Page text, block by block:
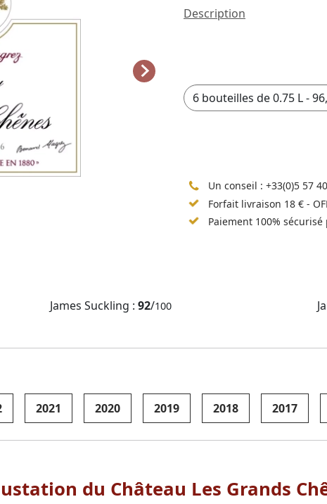
Description
Un conseil : +33(0)5 57
Forfait livraison 18 € -
Paiement 100% sécurisé
James Suckling : 92/100
2021 2020 2019 2018 2017
du Château Les Grands